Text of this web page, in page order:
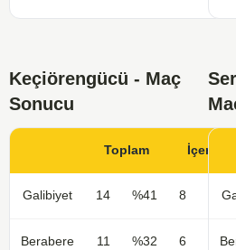
Keçiörengücü - Maç
Sonucu
Toplam İçerde
Galibiyet 14 %41 8 %47
Berabere 11 %32 6 %35